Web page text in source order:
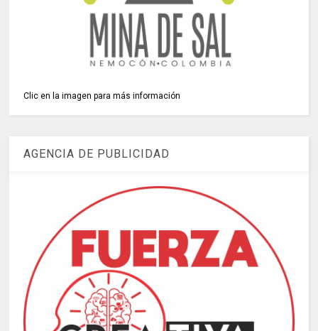
Clic en la imagen para más información
AGENCIA DE PUBLICIDAD